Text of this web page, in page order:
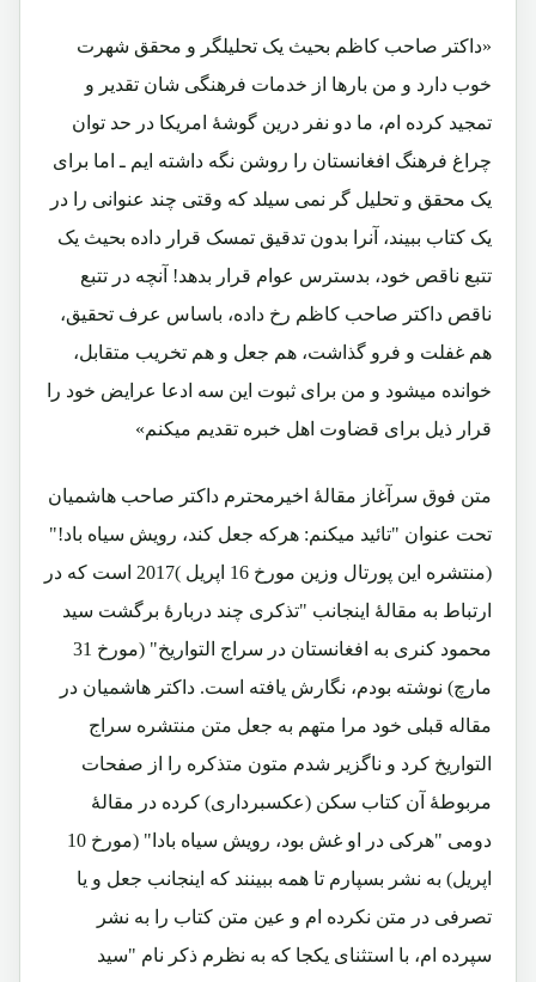
«داکتر صاحب کاظم بحیث یک تحلیلگر و محقق شهرت
خوب دارد و من بارها از خدمات فرهنگی شان تقدیر و
تمجید کرده ام، ما دو نفر درین گوشۀ امریکا در حد توان
چراغ فرهنگ افغانستان را روشن نگه داشته ایم ـ اما برای
یک محقق و تحلیل گر نمی سیلد که وقتی چند عنوانی را در
یک کتاب ببیند، آنرا بدون تدقیق تمسک قرار داده بحیث یک
تتبع ناقص خود، بدسترس عوام قرار بدهد! آنچه در تتبع
ناقص داکتر صاحب کاظم رخ داده، باساس عرف تحقیق،
هم غفلت و فرو گذاشت، هم جعل و هم تخریب متقابل،
خوانده میشود و من برای ثبوت این سه ادعا عرایض خود را
قرار ذیل برای قضاوت اهل خبره تقدیم میکنم»
متن فوق سرآغاز مقالۀ اخیرمحترم داکتر صاحب هاشمیان
تحت عنوان "تائید میکنم: هرکه جعل کند، رویش سیاه باد!"
(منتشره این پورتال وزین مورخ 16 اپریل )2017 است که در
ارتباط به مقالۀ اینجانب "تذکری چند دربارۀ برگشت سید
محمود کنری به افغانستان در سراج التواریخ" (مورخ 31
مارچ) نوشته بودم، نگارش یافته است. داکتر هاشمیان در
مقاله قبلی خود مرا متهم به جعل متن منتشره سراج
التواریخ کرد و ناگزیر شدم متون متذکره را از صفحات
مربوطۀ آن کتاب سکن (عکسبرداری) کرده در مقالۀ
دومی "هرکی در او غش بود، رویش سیاه بادا" (مورخ 10
اپریل) به نشر بسپارم تا همه ببینند که اینجانب جعل و یا
تصرفی در متن نکرده ام و عین متن کتاب را به نشر
سپرده ام، با استثنای یکجا که به نظرم ذکر نام "سید